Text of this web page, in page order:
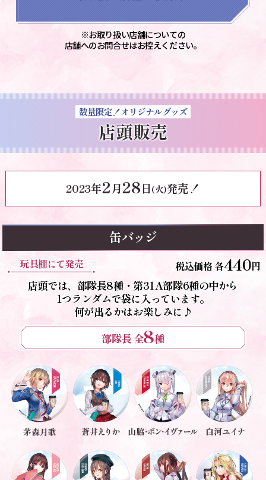
※お取り扱い店舗についての
店舗へのお問合せはお控えください。
数量限定！オリジナルグッズ
店頭販売
2023年2月28日(火)発売！
缶バッジ
税込価格 各440円
玩具棚にて発売
店頭では、部隊長8種・第31A部隊6種の中から
1つランダムで袋に入っています。
何が出るかはお楽しみに♪
部隊長 全8種